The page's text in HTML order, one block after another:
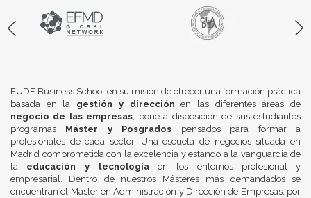
EUDE Business School en su misión de ofrecer una formación práctica
basada en la gestión y dirección en las diferentes áreas de
negocio de las empresas, pone a disposición de sus estudiantes
programas Máster y Posgrados pensados para formar a
profesionales de cada sector. Una escuela de negocios situada en
Madrid comprometida con la excelencia y estando a la vanguardia de
la educación y tecnologíaen los entornos profesional y
empresarial. Dentro de nuestros Másteres más demandados se
encuentran el Máster en Administración y Dirección de Empresas, por